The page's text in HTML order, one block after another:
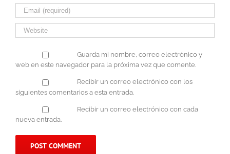
Guarda mi nombre, correo electrónico y
web en este navegador para la próxima vez que comente.
Recibir un correo electrónico con los
siguientes comentarios a esta entrada.
Recibir un correo electrónico con cada
nueva entrada.